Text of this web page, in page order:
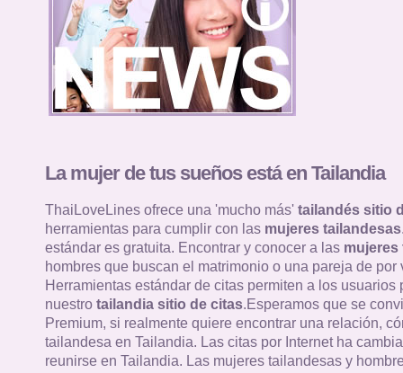
La mujer de tus sueños está en Tailandia
ThaiLoveLines ofrece una 'mucho más' tailandés sitio
herramientas para cumplir con las mujeres tailandesas
estándar es gratuita. Encontrar y conocer a las mujeres
hombres que buscan el matrimonio o una pareja de por
Herramientas estándar de citas permiten a los usuarios
nuestro tailandia sitio de citas.Esperamos que se
Premium, si realmente quiere encontrar una relación,
tailandesa en Tailandia. Las citas por Internet ha
reunirse en Tailandia. Las mujeres tailandesas y